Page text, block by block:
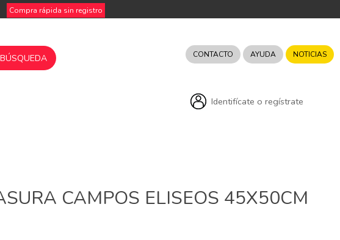
Compra rápida sin registro
CONTACTO AYUDA NOTICIAS
Identifícate o regístrate
CAMPOS ELISEOS 45X50CM